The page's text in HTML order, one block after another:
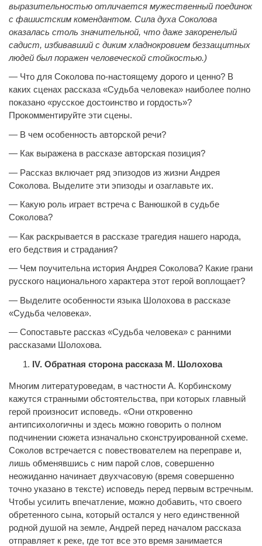
выразительностью отличается мужественный поединок
с фашистским комендантом. Сила духа Соколова
оказалась столь значительной, что даже закоренелый
садист, избивавший с диким хладнокровием беззащитных
людей был поражен человеческой стойкостью.)
— Что для Соколова по-настоящему дорого и ценно? В
каких сценах рассказа «Судьба человека» наиболее полно
показано «русское достоинство и гордость»?
Прокомментируйте эти сцены.
— В чем особенность авторской речи?
— Как выражена в рассказе авторская позиция?
— Рассказ включает ряд эпизодов из жизни Андрея
Соколова. Выделите эти эпизоды и озаглавьте их.
— Какую роль играет встреча с Ванюшкой в судьбе
Соколова?
— Как раскрывается в рассказе трагедия нашего народа,
его бедствия и страдания?
— Чем поучительна история Андрея Соколова? Какие грани
русского национального характера этот герой воплощает?
— Выделите особенности языка Шолохова в рассказе
«Судьба человека».
— Сопоставьте рассказ «Судьба человека» с ранними
рассказами Шолохова.
IV. Обратная сторона рассказа М. Шолохова
Многим литературоведам, в частности А. Корбинскому
кажутся странными обстоятельства, при которых главный
герой произносит исповедь. «Они откровенно
антипсихологичны и здесь можно говорить о полном
подчинении сюжета изначально сконструированной схеме.
Соколов встречается с повествователем на переправе и,
лишь обменявшись с ним парой слов, совершенно
неожиданно начинает двухчасовую (время совершенно
точно указано в тексте) исповедь перед первым встречным.
Чтобы усилить впечатление, можно добавить, что своего
обретенного сына, который остался у него единственной
родной душой на земле, Андрей перед началом рассказа
отправляет к реке, где тот все это время занимается